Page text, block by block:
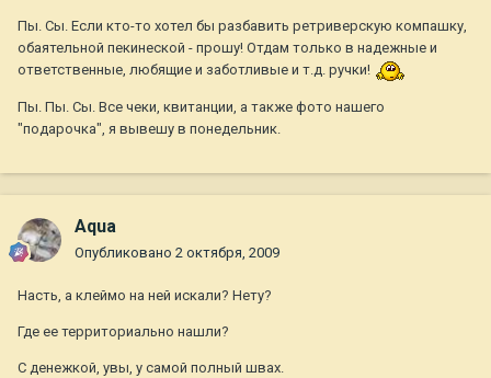
Пы. Сы. Если кто-то хотел бы разбавить ретриверскую компашку,
обаятельной пекинеской - прошу! Отдам только в надежные и
ответственные, любящие и заботливые и т.д. ручки!
Пы. Пы. Сы. Все чеки, квитанции, а также фото нашего
"подарочка", я вывешу в понедельник.
Aqua
Опубликовано 2 октября, 2009
Насть, а клеймо на ней искали? Нету?
Где ее территориально нашли?
С денежкой, увы, у самой полный швах.